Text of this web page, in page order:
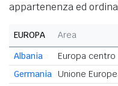
appartenenza ed
EUROPA Area
Albania
Europa
Germania
Unione